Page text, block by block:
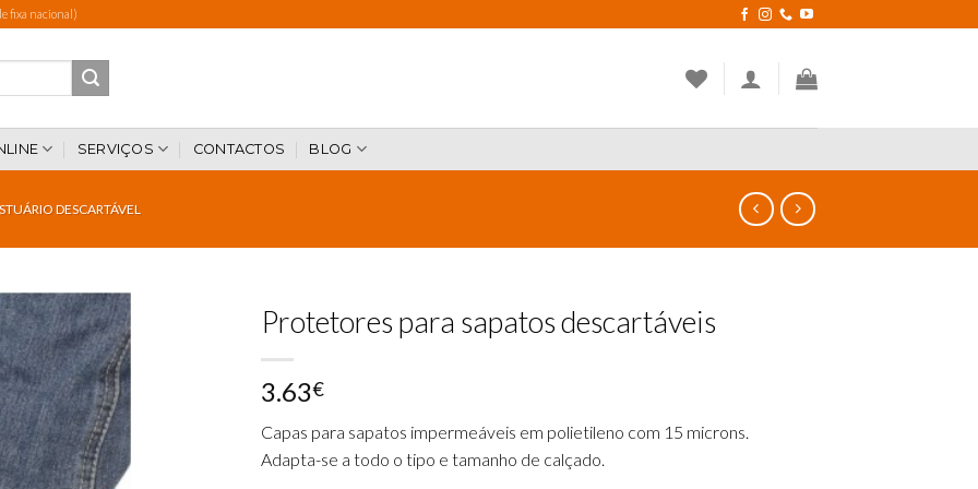
fixa nacional)
SERVIÇOS CONTACTOS BLOG
DESCARTÁVEL
Add to
wishlist
Protetores para sapatos descartáveis
3.63€
Capas para sapatos impermeáveis em polietileno com 15 microns.
Adapta-se a todo o tipo e tamanho de calçado.